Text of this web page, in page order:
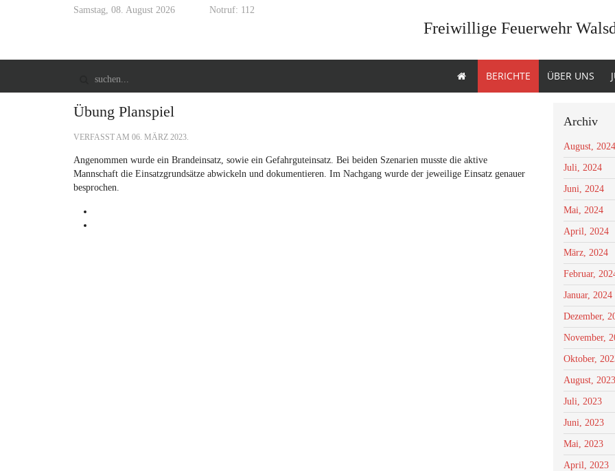
Samstag, 08. August 2026 Notruf: 112
Freiwillige Feuerwehr
BERICHTE ÜBER UNS
Übung Planspiel
VERFASST AM 06. MÄRZ 2023.
Angenommen wurde ein Brandeinsatz, sowie ein Gefahrguteinsatz. Bei beiden Szenarien musste die aktive
Mannschaft die Einsatzgrundsätze abwickeln und dokumentieren. Im Nachgang wurde der jeweilige Einsatz genauer
besprochen.
Archiv
August, 2024
Juli, 2024
Juni, 2024
Mai, 2024
April, 2024
März, 2024
Februar,
Januar, 2024
Dezember,
November,
Oktober,
August, 2023
Juli, 2023
Juni, 2023
Mai, 2023
April, 2023